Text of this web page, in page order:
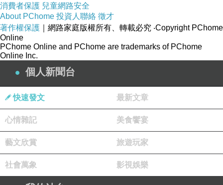
2. 使用時如有牙齒敏感現象，請暫停使
用，並諮詢牙醫師。
3. 12歲以下孩童、孕婦或授乳期婦女，
不建議使用。
4. 牙齦組織或口腔有病變，以及對本產
品之成分有過敏者，請勿使用。
5. 避免不當吞食美白凝膠及牙托。
消費者保護 兒童網路安全
About PChome 投資人聯絡 徵才
著作權保護 ｜網路家庭版權所有、轉載必究 ‧Copyright PChome
Online
PChome Online and PChome are trademarks of PChome
Online Inc.
個人新聞台
快速發文 最新文章
心情雜記 美食饗宴
藝文欣賞 旅遊玩家
社會萬象 影視娛樂